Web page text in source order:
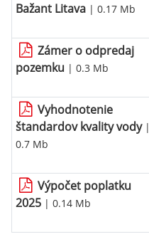
Bažant Litava | 0.17 Mb
Zámer o odpredaj
pozemku | 0.3 Mb
Vyhodnotenie
štandardov kvality vody|
0.7 Mb
Výpočet poplatku
2025 | 0.14 Mb